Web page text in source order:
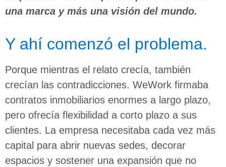
una marca y más una visión del mundo.
Y ahí comenzó el problema.
Porque mientras el relato crecía, también
crecían las contradicciones. WeWork firmaba
contratos inmobiliarios enormes a largo plazo,
pero ofrecía flexibilidad a corto plazo a sus
clientes. La empresa necesitaba cada vez más
capital para abrir nuevas sedes, decorar
espacios y sostener una expansión que no